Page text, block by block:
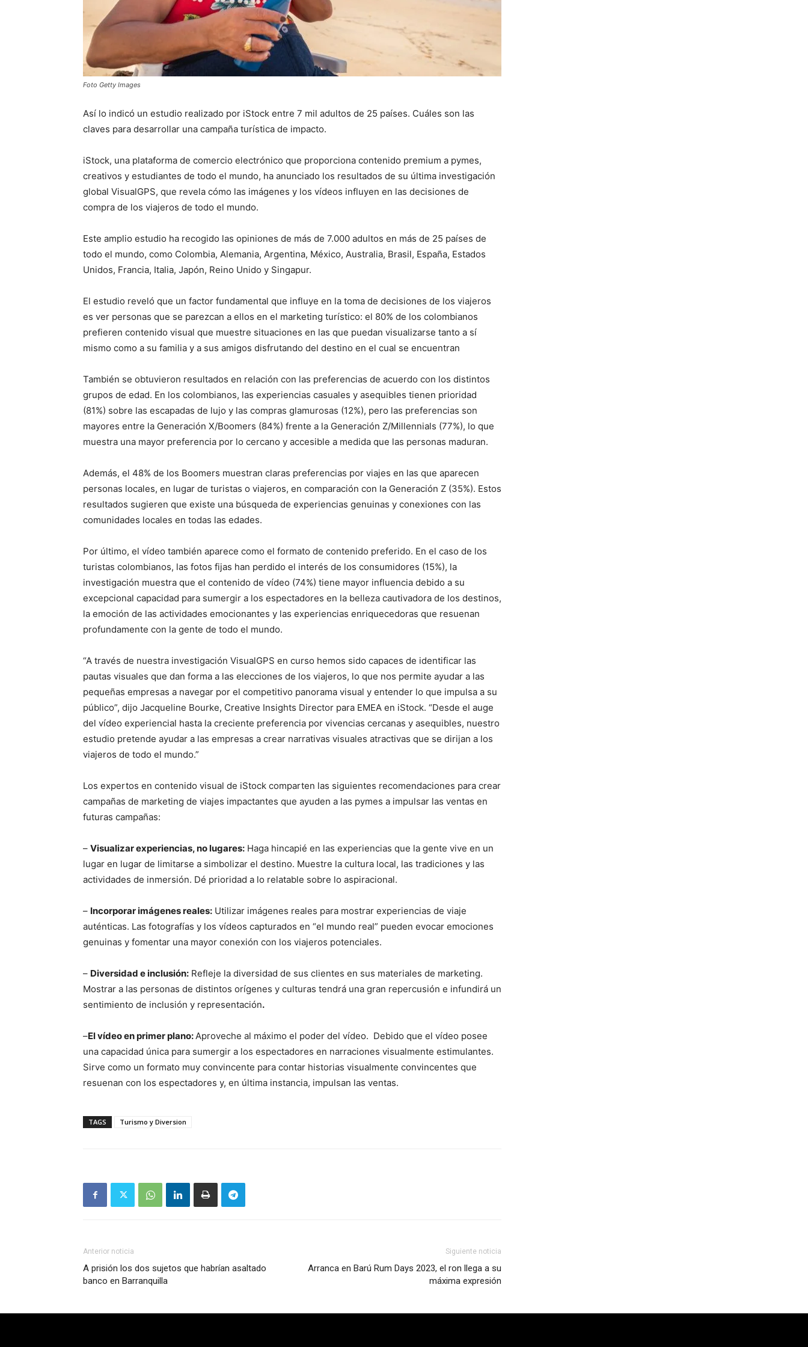
Foto Getty Images
Así lo indicó un estudio realizado por iStock entre 7 mil adultos de 25 países. Cuáles son las
claves para desarrollar una campaña turística de impacto.
iStock, una plataforma de comercio electrónico que proporciona contenido premium a pymes,
creativos y estudiantes de todo el mundo, ha anunciado los resultados de su última investigación
global VisualGPS, que revela cómo las imágenes y los vídeos influyen en las decisiones de
compra de los viajeros de todo el mundo.
Este amplio estudio ha recogido las opiniones de más de 7.000 adultos en más de 25 países de
todo el mundo, como Colombia, Alemania, Argentina, México, Australia, Brasil, España, Estados
Unidos, Francia, Italia, Japón, Reino Unido y Singapur.
El estudio reveló que un factor fundamental que influye en la toma de decisiones de los viajeros
es ver personas que se parezcan a ellos en el marketing turístico: el 80% de los colombianos
prefieren contenido visual que muestre situaciones en las que puedan visualizarse tanto a sí
mismo como a su familia y a sus amigos disfrutando del destino en el cual se encuentran
También se obtuvieron resultados en relación con las preferencias de acuerdo con los distintos
grupos de edad. En los colombianos, las experiencias casuales y asequibles tienen prioridad
(81%) sobre las escapadas de lujo y las compras glamurosas (12%), pero las preferencias son
mayores entre la Generación X/Boomers (84%) frente a la Generación Z/Millennials (77%), lo que
muestra una mayor preferencia por lo cercano y accesible a medida que las personas maduran.
Además, el 48% de los Boomers muestran claras preferencias por viajes en las que aparecen
personas locales, en lugar de turistas o viajeros, en comparación con la Generación Z (35%). Estos
resultados sugieren que existe una búsqueda de experiencias genuinas y conexiones con las
comunidades locales en todas las edades.
Por último, el vídeo también aparece como el formato de contenido preferido. En el caso de los
turistas colombianos, las fotos fijas han perdido el interés de los consumidores (15%), la
investigación muestra que el contenido de vídeo (74%) tiene mayor influencia debido a su
excepcional capacidad para sumergir a los espectadores en la belleza cautivadora de los destinos,
la emoción de las actividades emocionantes y las experiencias enriquecedoras que resuenan
profundamente con la gente de todo el mundo.
“A través de nuestra investigación VisualGPS en curso hemos sido capaces de identificar las
pautas visuales que dan forma a las elecciones de los viajeros, lo que nos permite ayudar a las
pequeñas empresas a navegar por el competitivo panorama visual y entender lo que impulsa a su
público”, dijo Jacqueline Bourke, Creative Insights Director para EMEA en iStock. “Desde el auge
del vídeo experiencial hasta la creciente preferencia por vivencias cercanas y asequibles, nuestro
estudio pretende ayudar a las empresas a crear narrativas visuales atractivas que se dirijan a los
viajeros de todo el mundo.”
Los expertos en contenido visual de iStock comparten las siguientes recomendaciones para crear
campañas de marketing de viajes impactantes que ayuden a las pymes a impulsar las ventas en
futuras campañas:
– Visualizar experiencias, no lugares: Haga hincapié en las experiencias que la gente vive en un
lugar en lugar de limitarse a simbolizar el destino. Muestre la cultura local, las tradiciones y las
actividades de inmersión. Dé prioridad a lo relatable sobre lo aspiracional.
– Incorporar imágenes reales: Utilizar imágenes reales para mostrar experiencias de viaje
auténticas. Las fotografías y los vídeos capturados en “el mundo real” pueden evocar emociones
genuinas y fomentar una mayor conexión con los viajeros potenciales.
– Diversidad e inclusión: Refleje la diversidad de sus clientes en sus materiales de marketing.
Mostrar a las personas de distintos orígenes y culturas tendrá una gran repercusión e infundirá un
sentimiento de inclusión y representación.
–El vídeo en primer plano:Aproveche al máximo el poder del vídeo. Debido que el vídeo posee
una capacidad única para sumergir a los espectadores en narraciones visualmente estimulantes.
Sirve como un formato muy convincente para contar historias visualmente convincentes que
resuenan con los espectadores y, en última instancia, impulsan las ventas.
TAGS Turismo y Diversion
Anterior noticia
A prisión los dos sujetos que habrían asaltado
banco en Barranquilla
Siguiente noticia
Arranca en Barú Rum Days 2023, el ron llega a su
máxima expresión